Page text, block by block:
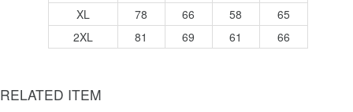
XL
78 66 58
65
2XL
81 69 61 66
RELATED ITEM